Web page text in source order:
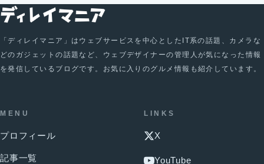
「ディレイマニア」はウェブサービスを中心としたIT系の話題、カメラな
どのガジェットの話題など、ウェブデザイナーの管理人が気になった情報
を発信しているブログです。お気に入りのグルメ情報も紹介しています。
MENU
プロフィール
記事一覧
LINKS
X
YouTube